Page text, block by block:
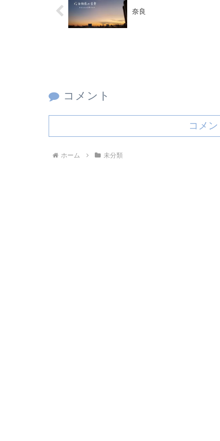
奈良
コメント
コメ
ホーム 未分類